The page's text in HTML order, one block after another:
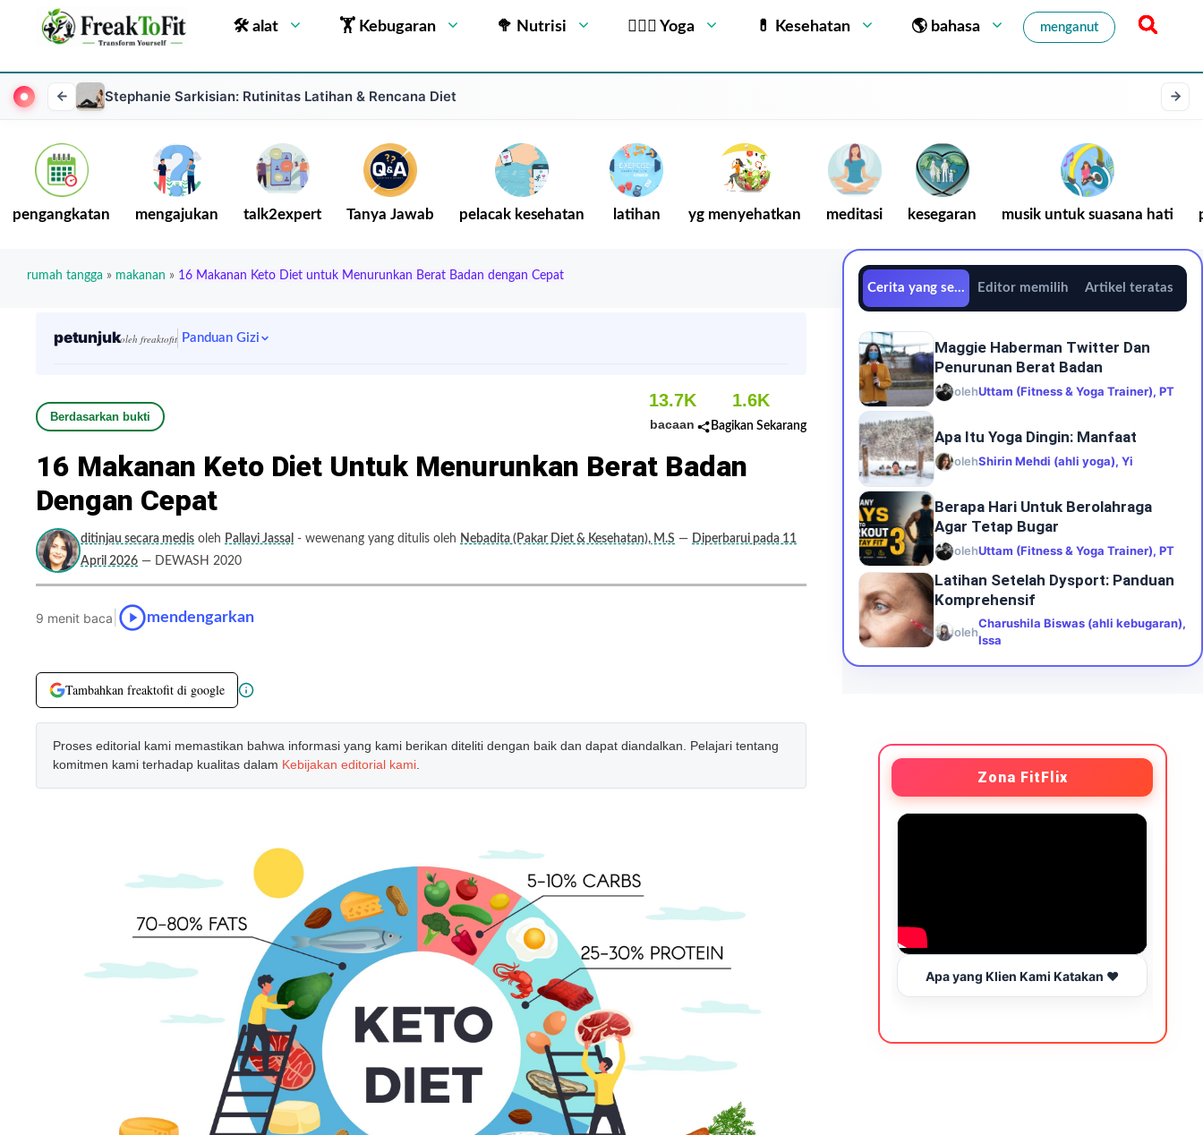
🛠 alat 🏋 Kebugaran 🥦 Nutrisi 🧘🏻‍♂️ Yoga 💊 Kesehatan 🌎 bahasa menganut
Stephanie Sarkisian: Rutinitas Latihan & Rencana Diet
pengangkatan mengajukan talk2expert Tanya Jawab pelacak kesehatan latihan yg menyehatkan meditasi kesegaran musik untuk suasana hati
rumah tangga » makanan » 16 Makanan Keto Diet untuk Menurunkan Berat Badan dengan Cepat
petunjukoleh freaktofit Panduan Gizi
Berdasarkan bukti
13.7K
bacaan
1.6K
Bagikan Sekarang
16 Makanan Keto Diet Untuk Menurunkan Berat Badan
Dengan Cepat
ditinjau secara medis oleh Pallavi Jassal - wewenang yang ditulis oleh Nebadita (Pakar Diet & Kesehatan), M.S — Diperbarui pada 11
April 2026 — DEWASH 2020
9 menit baca mendengarkan
Tambahkan freaktofit di google
Proses editorial kami memastikan bahwa informasi yang kami berikan diteliti dengan baik dan dapat diandalkan. Pelajari tentang
komitmen kami terhadap kualitas dalam Kebijakan editorial kami
Cerita yang sedang trenEditor memilih Artikel teratas
Maggie Haberman Twitter Dan
Penurunan Berat Badan
olehUttam (Fitness & Yoga Trainer), PT
Apa Itu Yoga Dingin: Manfaat
olehShirin Mehdi (ahli yoga), Yi
Berapa Hari Untuk Berolahraga
Agar Tetap Bugar
olehUttam (Fitness & Yoga Trainer), PT
Latihan Setelah Dysport: Panduan
Komprehensif
oleh
Charushila Biswas (ahli kebugaran),
Issa
Zona FitFlix
Apa yang Klien Kami Katakan ❤️